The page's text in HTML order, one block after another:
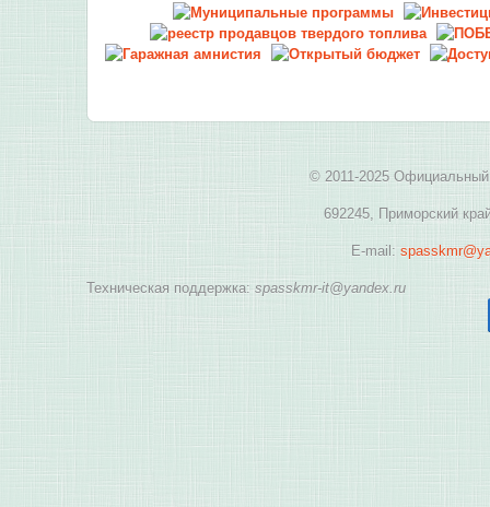
© 2011-2025 Официальный
692245, Приморский
E-mail:
Техническая поддержка: spasskmr-it@yandex.ru